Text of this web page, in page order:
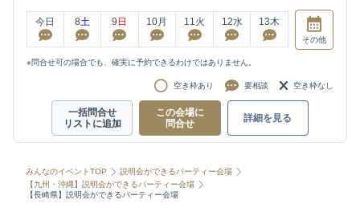
今日 8土 9 日 10月 11火 12水 13木
その他
※問合せ可の場合でも、確実に予約できるわけではありません。
空き枠あり 要相談 空き枠なし
一括問合せ
リストに追加
この会場に
問合せ
詳細を見る
みんなのイベントTOP
説明会ができるパーティー会場
【九州・沖縄】説明会ができるパーティー会場
【長崎県】説明会ができるパーティー会場